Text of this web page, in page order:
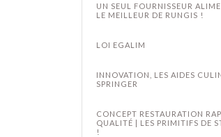
UN SEUL FOURNISSEUR
LE MEILLEUR DE RUNGIS !
LOI EGALIM
INNOVATION, LES AIDES
SPRINGER
CONCEPT RESTAURATION
QUALITÉ | LES PRIMITIFS DE
!